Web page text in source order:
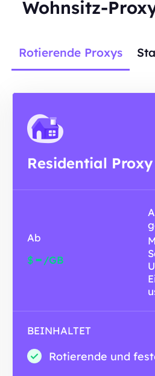
Wohnsitz-
Rotierende Proxys
Residential Proxy
Ab
$- /GB
BEINHALTET
Rotierende und